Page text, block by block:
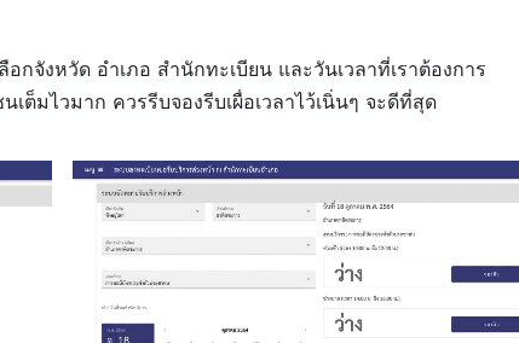
อกจังหวัด อำเภอ สำนักทะเบียน และวันเวลาที่เราต้องการ
ต็มไวมาก ควรรีบจองรีบเผื่อเวลาไว้เนิ่นๆ จะดีที่สุด